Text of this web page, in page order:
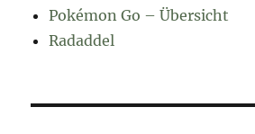
Pokémon Go – Übersicht
Radaddel